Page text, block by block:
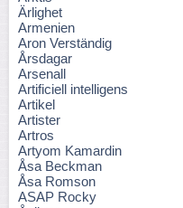
Ärlighet
Armenien
Aron Verständig
Årsdagar
Arsenall
Artificiell intelligens
Artikel
Artister
Artros
Artyom Kamardin
Åsa Beckman
Åsa Romson
ASAP Rocky